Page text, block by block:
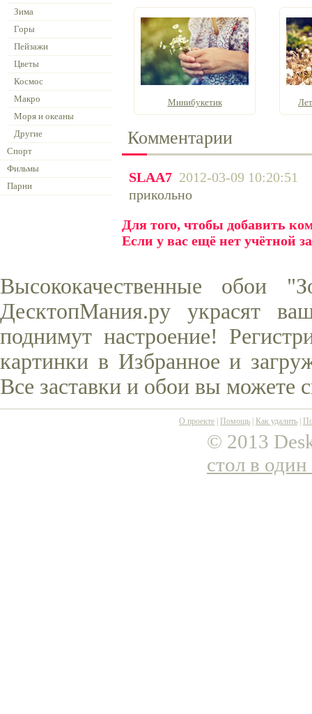
Зима
Горы
Пейзажи
Цветы
Космос
Макро
Моря и океаны
Другие
Спорт
Фильмы
Парни
Минибукетик
Комментарии
SLAA7 2012-03-09 10:20:51
прикольно
Для того, чтобы добавить
Если у вас ещё нет учётной
Высококачественные обои
ДесктопМания.ру украсят
поднимут настроение!
картинки в Избранное и
Все заставки и обои вы можете
О проекте Помощь Как удалить
© 2013
стол в